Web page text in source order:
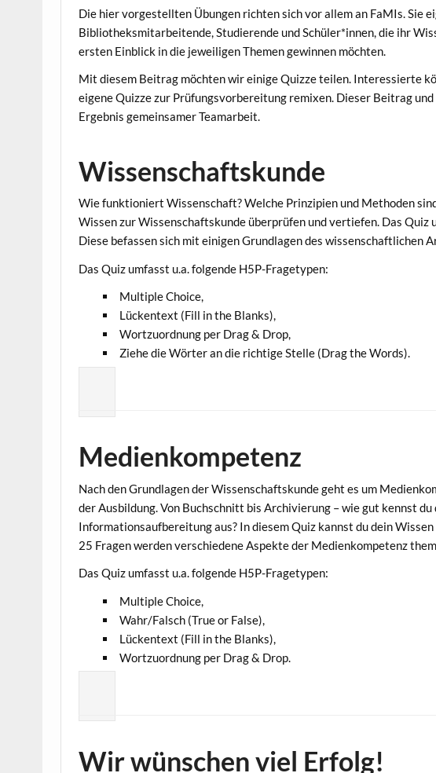
Die hier vorgestellten Übungen richten sich vor allem an FaMIs. Sie
Bibliotheksmitarbeitende, Studierende und Schüler*innen, die ihr
ersten Einblick in die jeweiligen Themen gewinnen möchten.
Mit diesem Beitrag möchten wir einige Quizze teilen. Interessierte
eigene Quizze zur Prüfungsvorbereitung remixen. Dieser Beitrag
Ergebnis gemeinsamer Teamarbeit.
Wissenschaftskunde
Wie funktioniert Wissenschaft? Welche Prinzipien und Methoden
Wissen zur Wissenschaftskunde überprüfen und vertiefen. Das Quiz
Diese befassen sich mit einigen Grundlagen des wissenschaftlichen
Das Quiz umfasst u.a. folgende H5P-Fragetypen:
Multiple Choice,
Lückentext (Fill in the Blanks),
Wortzuordnung per Drag & Drop,
Ziehe die Wörter an die richtige Stelle (Drag the Words).
Medienkompetenz
Nach den Grundlagen der Wissenschaftskunde geht es um
der Ausbildung. Von Buchschnitt bis Archivierung – wie gut kennst
Informationsaufbereitung aus? In diesem Quiz kannst du dein
25 Fragen werden verschiedene Aspekte der Medienkompetenz
Das Quiz umfasst u.a. folgende H5P-Fragetypen:
Multiple Choice,
Wahr/Falsch (True or False),
Lückentext (Fill in the Blanks),
Wortzuordnung per Drag & Drop.
Wir wünschen viel Erfolg!